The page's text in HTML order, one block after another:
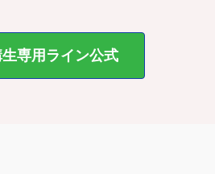
専用ライン公式